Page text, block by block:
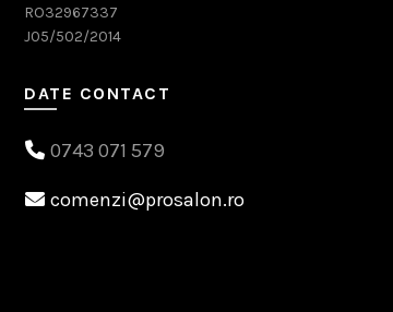
RO32967337
J05/502/2014
DATE CONTACT
0743 071 579
comenzi@prosalon.ro